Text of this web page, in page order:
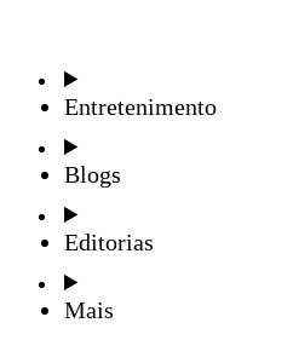
Entretenimento
Blogs
Editorias
Mais